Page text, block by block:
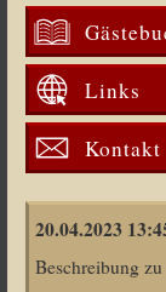
Links
Kontakt
20.04.2023
Beschreibung zu